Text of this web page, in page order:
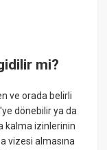
mi?
ve orada belirli
dönebilir ya da
kalma izinlerinin
vizesi almasına